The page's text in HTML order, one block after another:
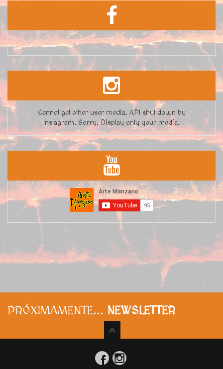
Cannot get other user media. API shut down by
Instagram. Sorry. Display only your media.
PRÓXIMAMENTE... NEWSLETTER